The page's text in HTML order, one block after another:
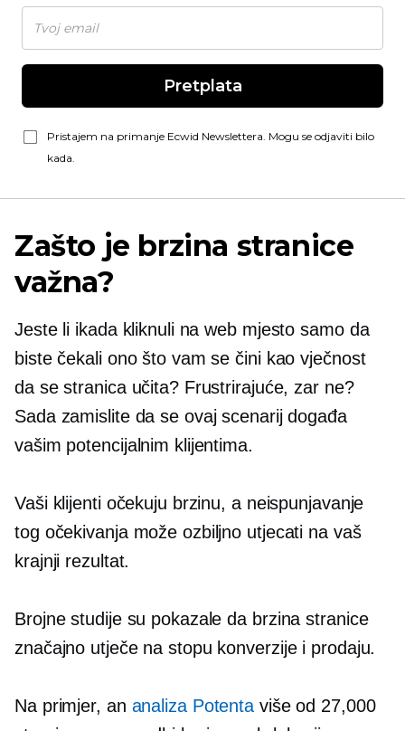
Pretplata
Pristajem na primanje Ecwid Newslettera. Mogu se odjaviti bilo
kada.
Zašto je brzina stranice
važna?
Jeste li ikada kliknuli na web mjesto samo da
biste čekali ono što vam se čini kao vječnost
da se stranica učita? Frustrirajuće, zar ne?
Sada zamislite da se ovaj scenarij događa
vašim potencijalnim klijentima.
Vaši klijenti očekuju brzinu, a neispunjavanje
tog očekivanja može ozbiljno utjecati na vaš
krajnji rezultat.
Brojne studije su pokazale da brzina stranice
značajno utječe na stopu konverzije i prodaju.
Na primjer, an analiza Potenta više od 27,000